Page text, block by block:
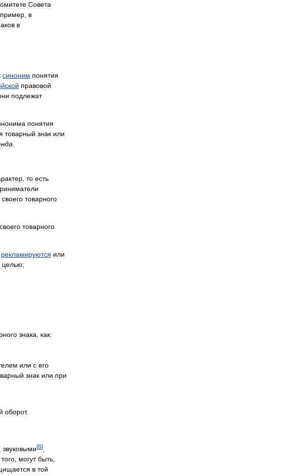
Совета
, в
в
синоним понятия
правовой
подлежат
понятия
товарный знак или
то есть
своего товарного
своего товарного
рекламируются или
целью;
знака как:
или с его
знак или при
оборот.
звуковыми[8]
того, могут быть,
в той